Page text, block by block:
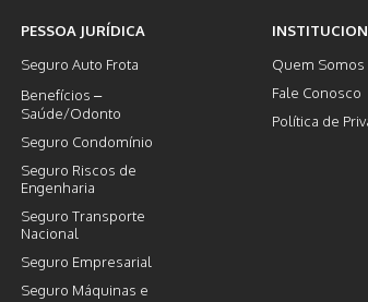
PESSOA JURÍDICA
Seguro Auto Frota
Benefícios –
Saúde/Odonto
Seguro Condomínio
Seguro Riscos de
Engenharia
Seguro Transporte
Nacional
Seguro Empresarial
Seguro Máquinas e
Quem Somos
Fale Conosco
Política de